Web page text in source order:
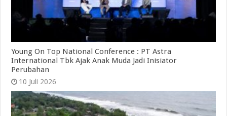
Young On Top National Conference : PT Astra
International Tbk Ajak Anak Muda Jadi Inisiator
Perubahan
10 Juli 2026